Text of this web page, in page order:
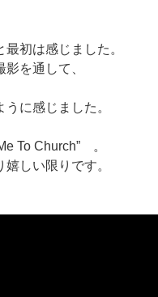
初は感じました。
を通して、
に感じました。
To Church” 。
しい限りです。